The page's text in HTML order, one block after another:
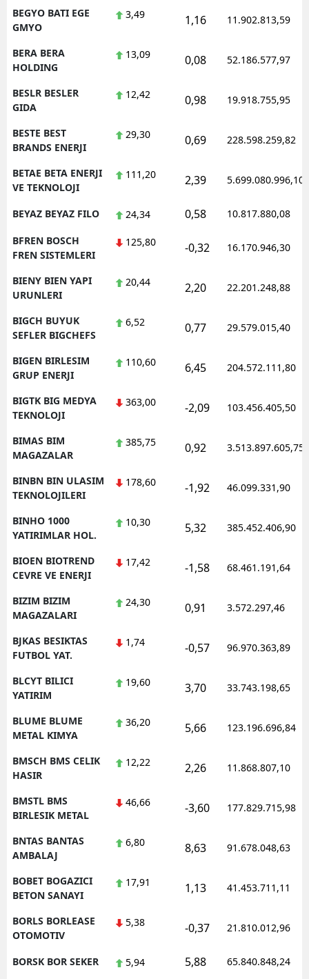
BEGYO BATI EGE
GMYO
3,49 1,16 11.902.813,59
BERA BERA
HOLDING
13,09 0,08 52.186.577,97
BESLR BESLER
GIDA
12,42 0,98 19.918.755,95
BESTE BEST
BRANDS ENERJI
29,30 0,69 228.598.259,82
BETAE BETA ENERJI
VE TEKNOLOJI
111,20 2,39 5.699.080.996,10
BEYAZ BEYAZ FILO 24,34 0,58 10.817.880,08
BFREN BOSCH
FREN SISTEMLERI
125,80 -0,32 16.170.946,30
BIENY BIEN YAPI
URUNLERI
20,44 2,20 22.201.248,88
BIGCH BUYUK
SEFLER BIGCHEFS
6,52 0,77 29.579.015,40
BIGEN BIRLESIM
GRUP ENERJI
110,60 6,45 204.572.111,80
BIGTK BIG MEDYA
TEKNOLOJI
363,00 -2,09 103.456.405,50
BIMAS BIM
MAGAZALAR
385,75 0,92 3.513.897.605,75
BINBN BIN ULASIM
TEKNOLOJILERI
178,60 -1,92 46.099.331,90
BINHO 1000
YATIRIMLAR HOL.
10,30 5,32 385.452.406,90
BIOEN BIOTREND
CEVRE VE ENERJI
17,42 -1,58 68.461.191,64
BIZIM BIZIM
MAGAZALARI
24,30 0,91 3.572.297,46
BJKAS BESIKTAS
FUTBOL YAT.
1,74 -0,57 96.970.363,89
BLCYT BILICI
YATIRIM
19,60 3,70 33.743.198,65
BLUME BLUME
METAL KIMYA
36,20 5,66 123.196.696,84
BMSCH BMS CELIK
HASIR
12,22 2,26 11.868.807,10
BMSTL BMS
BIRLESIK METAL
46,66 -3,60 177.829.715,98
BNTAS BANTAS
AMBALAJ
6,80 8,63 91.678.048,63
BOBET BOGAZICI
BETON SANAYI
17,91 1,13 41.453.711,11
BORLS BORLEASE
OTOMOTIV
5,38 -0,37 21.810.012,96
BORSK BOR SEKER 5,94 5,88 65.840.848,24